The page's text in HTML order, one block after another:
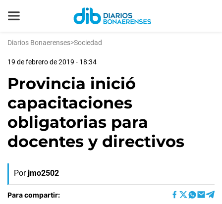
Diarios Bonaerenses>Sociedad
19 de febrero de 2019 - 18:34
Provincia inició
capacitaciones
obligatorias para
docentes y directivos
Por jmo2502
Para compartir: